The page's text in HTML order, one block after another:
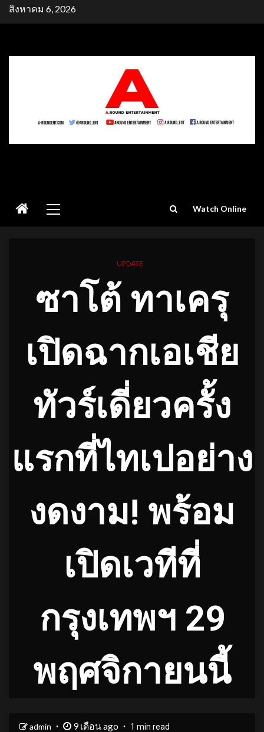
Skipสิงหาคม 6, 2026
Menu
Watch Online
UPDATE
ซาโต้ ทาเครุ
เปิดฉากเอเชีย
ทัวร์เดี่ยวครั้ง
แรกที่ไทเปอย่าง
งดงาม! พร้อม
เปิดเวทีที่
กรุงเทพฯ 29
พฤศจิกายนนี้
admin 9 เดือน ago 1 min read